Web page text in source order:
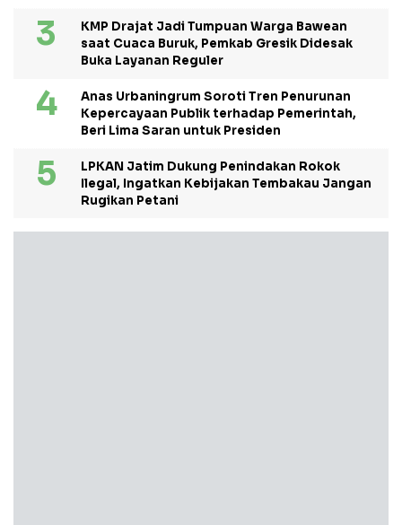
KMP Drajat Jadi Tumpuan Warga Bawean
saat Cuaca Buruk, Pemkab Gresik Didesak
Buka Layanan Reguler
Anas Urbaningrum Soroti Tren Penurunan
Kepercayaan Publik terhadap Pemerintah,
Beri Lima Saran untuk Presiden
LPKAN Jatim Dukung Penindakan Rokok
Ilegal, Ingatkan Kebijakan Tembakau Jangan
Rugikan Petani